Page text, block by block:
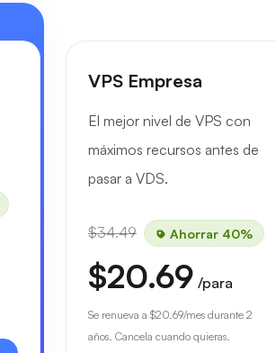
VPS Empresa
El mejor nivel de VPS con
máximos recursos antes de
pasar a VDS.
$34.49 Ahorrar 40%
$20.69 /para
Se renueva a $20.69/mes durante 2
años. Cancela cuando quieras.